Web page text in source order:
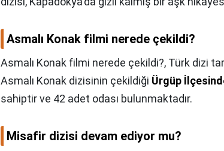
Asmalı Konak filmi nerede çekildi?
Asmalı Konak filmi nerede çekildi?, Türk dizi
Asmalı Konak dizisinin çekildiği Ürgüp
sahiptir ve 42 adet odası bulunmaktadır.
Misafir dizisi devam ediyor mu?